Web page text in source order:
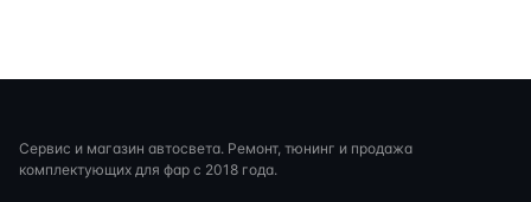
Сервис и магазин автосвета. Ремонт, тюнинг и продажа
комплектующих для фар с 2018 года.